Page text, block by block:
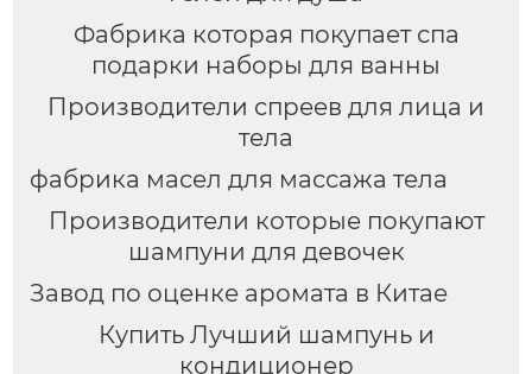
Фабрика которая покупает спа
подарки наборы для ванны
Производители спреев для лица и
тела
фабрика масел для массажа тела
Производители которые покупают
шампуни для девочек
Завод по оценке аромата в Китае
Купить Лучший шампунь и
кондиционер